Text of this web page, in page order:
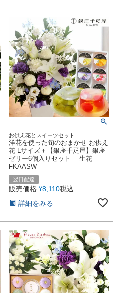
お供え花とスイーツセット
洋花を使った旬のおまかせ お供え
花 Lサイズ＋【銀座千疋屋】銀座
ゼリー6個入りセット 生花
FKAASW
翌日配達
販売価格 ¥8,110税込
詳細をみる